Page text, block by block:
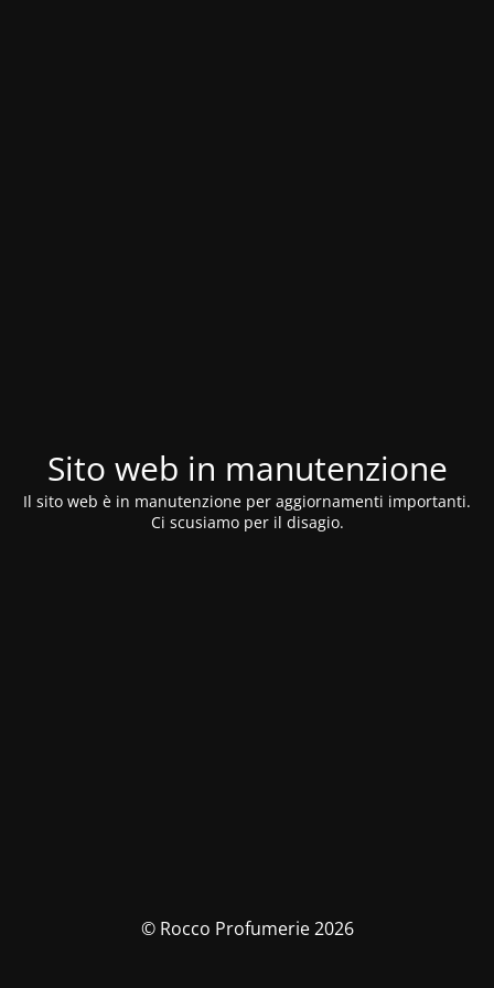
Sito web in manutenzione
Il sito web è in manutenzione per aggiornamenti importanti.
Ci scusiamo per il disagio.
© Rocco Profumerie 2026